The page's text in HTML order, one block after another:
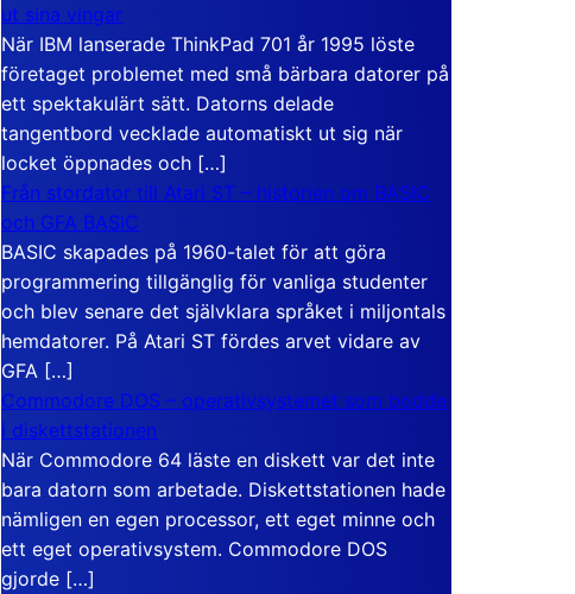
ut sina vingar
När IBM lanserade ThinkPad 701 år 1995 löste
företaget problemet med små bärbara datorer på
ett spektakulärt sätt. Datorns delade
tangentbord vecklade automatiskt ut sig när
locket öppnades och […]
Från stordator till Atari ST – historien om BASIC
och GFA BASIC
BASIC skapades på 1960-talet för att göra
programmering tillgänglig för vanliga studenter
och blev senare det självklara språket i miljontals
hemdatorer. På Atari ST fördes arvet vidare av
GFA […]
Commodore DOS – operativsystemet som bodde
i diskettstationen
När Commodore 64 läste en diskett var det inte
bara datorn som arbetade. Diskettstationen hade
nämligen en egen processor, ett eget minne och
ett eget operativsystem. Commodore DOS
gjorde […]